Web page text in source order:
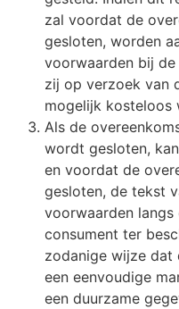
zal voordat de
gesloten, worden
voorwaarden bij
zij op verzoek van
mogelijk kosteloos
Als de
wordt gesloten,
en voordat de
gesloten, de tekst
voorwaarden
consument ter
zodanige wijze dat
een eenvoudige
een duurzame